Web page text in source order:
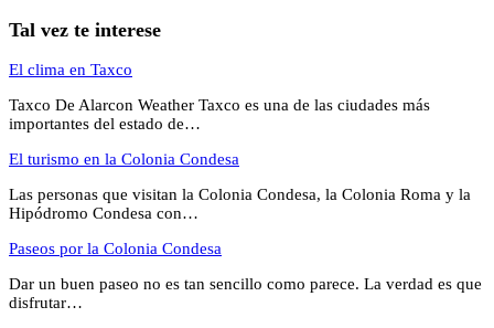
Tal vez te interese
El clima en Taxco
Taxco De Alarcon Weather Taxco es una de las ciudades más
importantes del estado de…
El turismo en la Colonia Condesa
Las personas que visitan la Colonia Condesa, la Colonia Roma y la
Hipódromo Condesa con…
Paseos por la Colonia Condesa
Dar un buen paseo no es tan sencillo como parece. La verdad es que
disfrutar…